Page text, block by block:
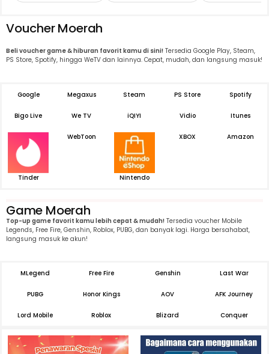
Voucher Moerah
Beli voucher game & hiburan favorit kamu di sini! Tersedia Google Play, Steam,
PS Store, Spotify, hingga WeTV dan lainnya. Cepat, mudah, dan langsung masuk!
Google Megaxus Steam PS Store Spotify
Bigo Live We TV iQIYI Vidio Itunes
Tinder
WebToon
Nintendo
XBOX Amazon
Game Moerah
Top-up game favorit kamu lebih cepat & mudah! Tersedia voucher Mobile
Legends, Free Fire, Genshin, Roblox, PUBG, dan banyak lagi. Harga bersahabat,
langsung masuk ke akun!
MLegend Free Fire Genshin Last War
PUBG Honor Kings AOV AFK Journey
Lord Mobile Roblox Blizard Conquer